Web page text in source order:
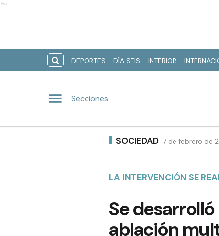
Ads
DEPORTES DÍA SEIS INTERIOR
Secciones
SOCIEDAD 7 de febrero de
LA INTERVENCIÓN SE
Se
ablación